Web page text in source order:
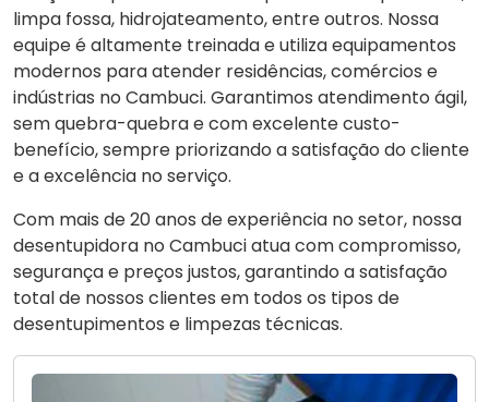
limpa fossa, hidrojateamento, entre outros. Nossa
equipe é altamente treinada e utiliza equipamentos
modernos para atender residências, comércios e
indústrias no Cambuci. Garantimos atendimento ágil,
sem quebra-quebra e com excelente custo-
benefício, sempre priorizando a satisfação do cliente
e a excelência no serviço.
Com mais de 20 anos de experiência no setor, nossa
desentupidora no Cambuci atua com compromisso,
segurança e preços justos, garantindo a satisfação
total de nossos clientes em todos os tipos de
desentupimentos e limpezas técnicas.